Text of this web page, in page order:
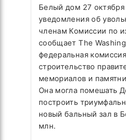
Белый дом 27 октября
уведомления об
членам Комиссии по
сообщает The
федеральная
строительство
мемориалов и
Она могла помешать
построить
новый бальный зал в
млн.